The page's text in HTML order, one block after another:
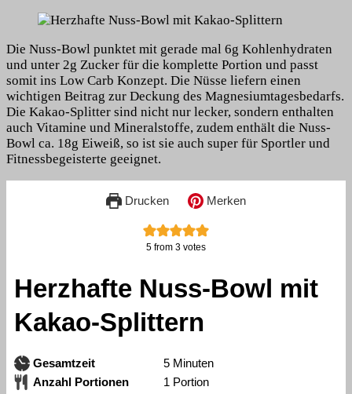
Die Nuss-Bowl punktet mit gerade mal 6g Kohlenhydraten
und unter 2g Zucker für die komplette Portion und passt
somit ins Low Carb Konzept. Die Nüsse liefern einen
wichtigen Beitrag zur Deckung des Magnesiumtagesbedarfs.
Die Kakao-Splitter sind nicht nur lecker, sondern enthalten
auch Vitamine und Mineralstoffe, zudem enthält die Nuss-
Bowl ca. 18g Eiweiß, so ist sie auch super für Sportler und
Fitnessbegeisterte geeignet.
Drucken Merken
5 from 3 votes
Herzhafte Nuss-Bowl mit
Kakao-Splittern
Gesamtzeit 5Minuten
Minuten
Anzahl Portionen
1 Portion